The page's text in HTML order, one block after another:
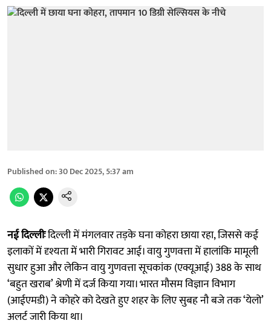
Published on:30 Dec 2025, 5:37 am
नई दिल्लीःदिल्ली में मंगलवार तड़के घना कोहरा छाया रहा, जिससे कई
इलाकों में दृश्यता में भारी गिरावट आई। वायु गुणवत्ता में हालांकि मामूली
सुधार हुआ और लेकिन वायु गुणवत्ता सूचकांक (एक्यूआई) 388 के साथ
‘बहुत खराब’ श्रेणी में दर्ज किया गया। भारत मौसम विज्ञान विभाग
(आईएमडी) ने कोहरे को देखते हुए शहर के लिए सुबह नौ बजे तक ‘येलो’
अलर्ट जारी किया था।